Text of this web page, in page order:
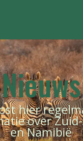
Nieuws
hier
over
en Namibië